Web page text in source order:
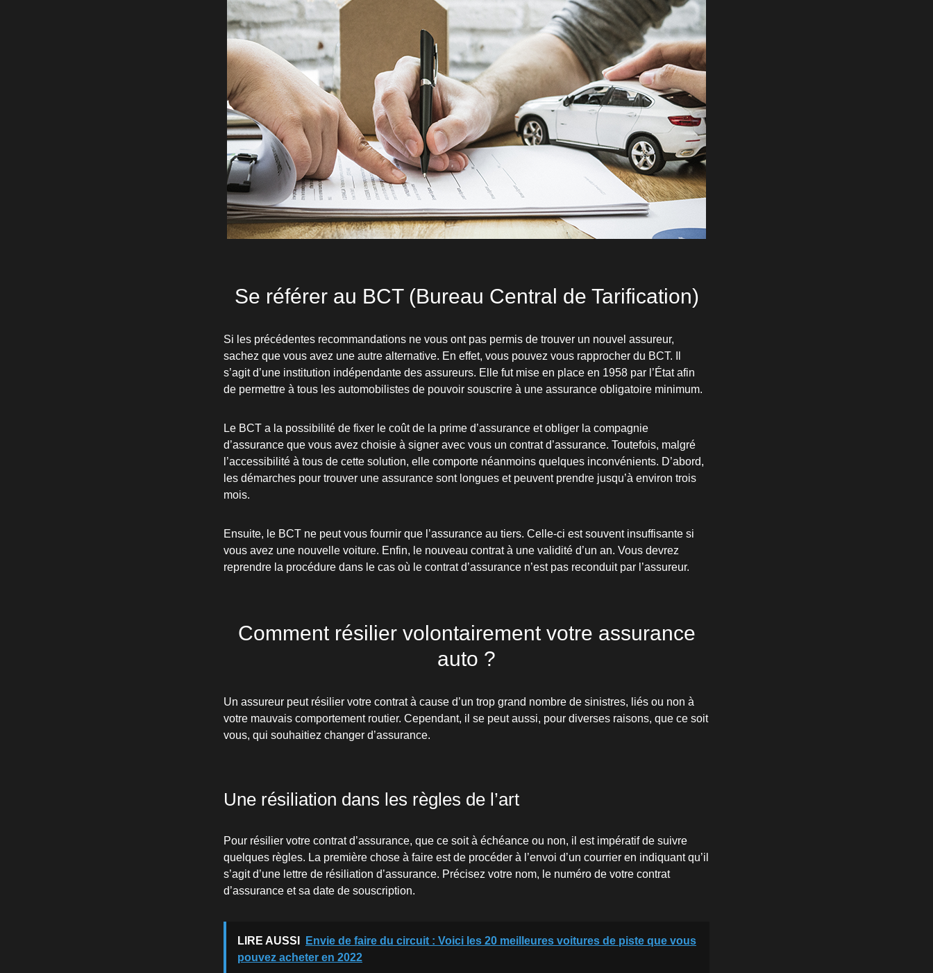
Se référer au BCT (Bureau Central de Tarification)
Si les précédentes recommandations ne vous ont pas permis de trouver un nouvel assureur,
sachez que vous avez une autre alternative. En effet, vous pouvez vous rapprocher du BCT. Il
s’agit d’une institution indépendante des assureurs. Elle fut mise en place en 1958 par l’État afin
de permettre à tous les automobilistes de pouvoir souscrire à une assurance obligatoire minimum.
Le BCT a la possibilité de fixer le coût de la prime d’assurance et obliger la compagnie
d’assurance que vous avez choisie à signer avec vous un contrat d’assurance. Toutefois, malgré
l’accessibilité à tous de cette solution, elle comporte néanmoins quelques inconvénients. D’abord,
les démarches pour trouver une assurance sont longues et peuvent prendre jusqu’à environ trois
mois.
Ensuite, le BCT ne peut vous fournir que l’assurance au tiers. Celle-ci est souvent insuffisante si
vous avez une nouvelle voiture. Enfin, le nouveau contrat à une validité d’un an. Vous devrez
reprendre la procédure dans le cas où le contrat d’assurance n’est pas reconduit par l’assureur.
Comment résilier volontairement votre assurance
auto ?
Un assureur peut résilier votre contrat à cause d’un trop grand nombre de sinistres, liés ou non à
votre mauvais comportement routier. Cependant, il se peut aussi, pour diverses raisons, que ce soit
vous, qui souhaitiez changer d’assurance.
Une résiliation dans les règles de l’art
Pour résilier votre contrat d’assurance, que ce soit à échéance ou non, il est impératif de suivre
quelques règles. La première chose à faire est de procéder à l’envoi d’un courrier en indiquant qu’il
s’agit d’une lettre de résiliation d’assurance. Précisez votre nom, le numéro de votre contrat
d’assurance et sa date de souscription.
LIRE AUSSI
Envie de faire du circuit : Voici les 20 meilleures voitures de piste que vous
pouvez acheter en 2022